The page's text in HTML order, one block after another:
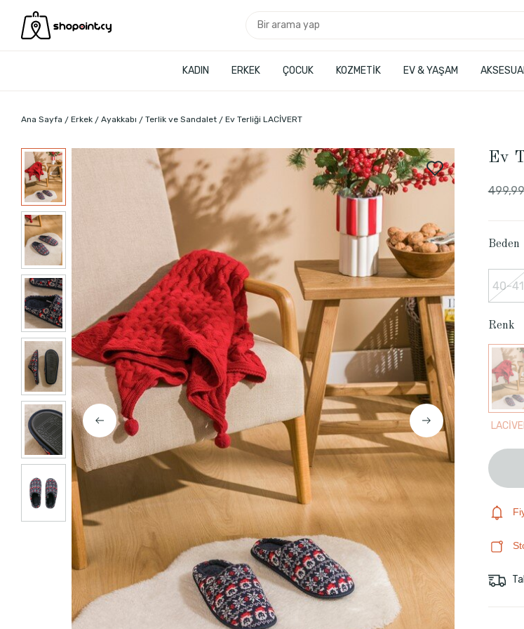
KADIN ERKEK ÇOCUK KOZMETİK EV & YAŞAM
Ana Sayfa Erkek Ayakkabı Terlik ve Sandalet Ev Terliği LACİVERT
Ev
Beden
40-41
Renk